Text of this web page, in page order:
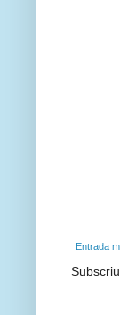
Entrada